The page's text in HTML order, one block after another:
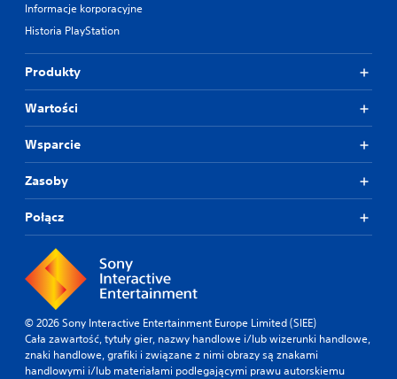
Informacje korporacyjne
Historia PlayStation
Produkty
Wartości
Wsparcie
Zasoby
Połącz
© 2026 Sony Interactive Entertainment Europe Limited (SIEE)
Cała zawartość, tytuły gier, nazwy handlowe i/lub wizerunki handlowe,
znaki handlowe, grafiki i związane z nimi obrazy są znakami
handlowymi i/lub materiałami podlegającymi prawu autorskiemu